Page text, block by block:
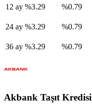
12 ay %3.29 %0.79
24 ay %3.29 %0.79
36 ay %3.29 %0.79
Akbank Taşıt Kredisi